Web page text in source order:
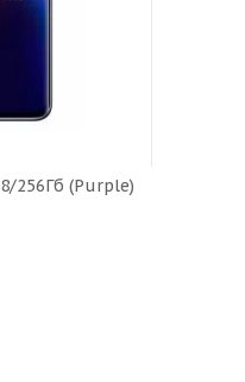
256Гб (Purple)